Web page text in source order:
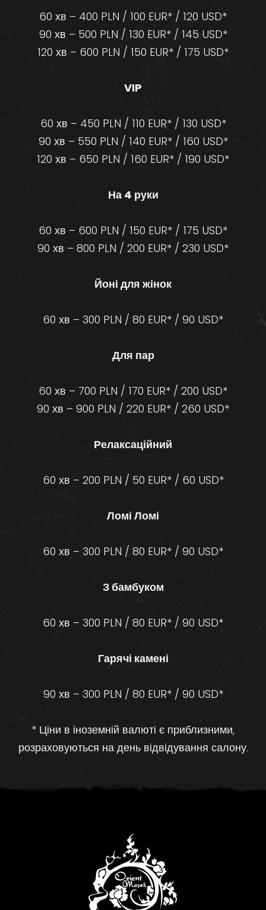
60 хв – 400 PLN / 100 EUR* / 120 USD*
90 хв – 500 PLN / 130 EUR* / 145 USD*
120 хв – 600 PLN / 150 EUR* / 175 USD*
VIP
60 хв – 450 PLN / 110 EUR* / 130 USD*
90 хв – 550 PLN / 140 EUR* / 160 USD*
120 хв – 650 PLN / 160 EUR* / 190 USD*
На 4 руки
60 хв – 600 PLN / 150 EUR* / 175 USD*
90 хв – 800 PLN / 200 EUR* / 230 USD*
Йоні для жінок
60 хв – 300 PLN / 80 EUR* / 90 USD*
Для пар
60 хв – 700 PLN / 170 EUR* / 200 USD*
90 хв – 900 PLN / 220 EUR* / 260 USD*
Релаксаційний
60 хв – 200 PLN / 50 EUR* / 60 USD*
Ломі Ломі
60 хв – 300 PLN / 80 EUR* / 90 USD*
З бамбуком
60 хв – 300 PLN / 80 EUR* / 90 USD*
Гарячі камені
90 хв – 300 PLN / 80 EUR* / 90 USD*
* Ціни в іноземній валюті є приблизними,
розраховуються на день відвідування салону.